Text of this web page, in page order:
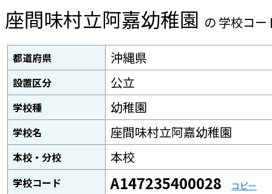
座間味村立阿嘉幼稚園 の 学校コー
都道府県 沖縄県
設置区分 公立
学校種 幼稚園
学校名 座間味村立阿嘉幼稚園
本校・分校 本校
学校コード A147235400028 コピー